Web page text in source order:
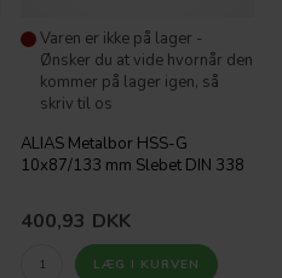
Varen er ikke på lager -
Ønsker du at vide hvornår den
kommer på lager igen, så
skriv til os
ALIAS Metalbor HSS-G
10x87/133 mm Slebet DIN 338
400,93 DKK